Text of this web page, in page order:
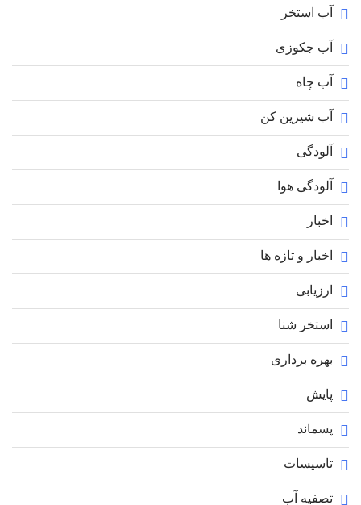
آب استخر
آب جکوزی
آب چاه
آب شیرین کن
آلودگی
آلودگی هوا
اخبار
اخبار و تازه ها
ارزیابی
استخر شنا
بهره برداری
پایش
پسماند
تاسیسات
تصفیه آب